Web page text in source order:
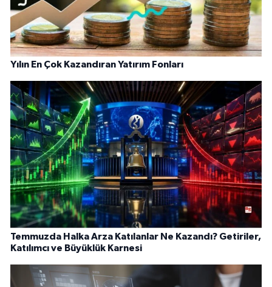
Yılın En Çok Kazandıran Yatırım Fonları
Temmuzda Halka Arza Katılanlar Ne Kazandı? Getiriler,
Katılımcı ve Büyüklük Karnesi